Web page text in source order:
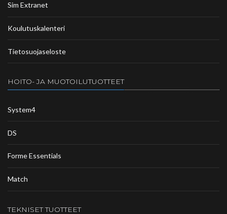
Sim Extranet
Koulutuskalenteri
Tietosuojaseloste
HOITO- JA MUOTOILUTUOTTEET
System4
DS
Forme Essentials
Match
TEKNISET TUOTTEET